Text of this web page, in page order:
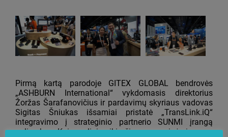
Pirmą kartą parodoje GITEX GLOBAL bendrovės
„ASHBURN International“ vykdomasis direktorius
Žoržas Šarafanovičius ir pardavimų skyriaus vadovas
Sigitas Šniukas išsamiai pristatė „TransLink.iQ“
integravimo į strateginio partnerio SUNMI įrangą
galimybes. Kaip realiai veikia šis programinės įrangos